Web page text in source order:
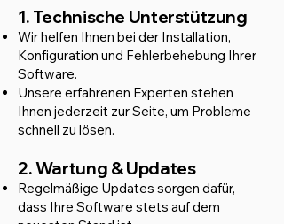
1. Technische Unterstützung
Wir helfen Ihnen bei der Installation,
Konfiguration und Fehlerbehebung Ihrer
Software.
Unsere erfahrenen Experten stehen
Ihnen jederzeit zur Seite, um Probleme
schnell zu lösen.
2. Wartung & Updates
Regelmäßige Updates sorgen dafür,
dass Ihre Software stets auf dem